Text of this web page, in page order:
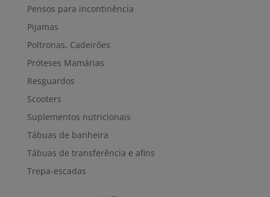
Pensos para incontinência
Pijamas
Poltronas, Cadeirões
Próteses Mamárias
Resguardos
Scooters
Suplementos nutricionais
Tábuas de banheira
Tábuas de transferência e afins
Trepa-escadas